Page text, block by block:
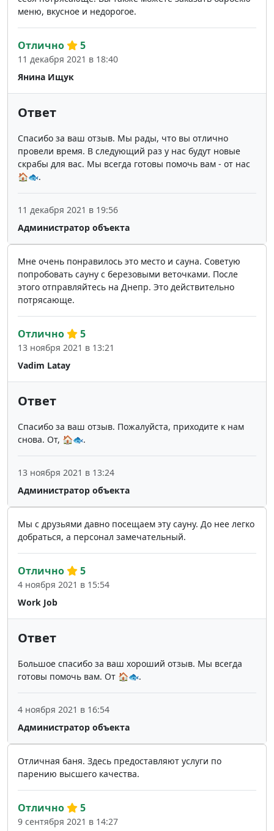
меню, вкусное и недорогое.
Янина Ищук
Отлично 5
11 декабря 2021 в 18:40
Ответ
Спасибо за ваш отзыв. Мы рады, что вы отлично
провели время. В следующий раз у нас будут новые
скрабы для вас. Мы всегда готовы помочь вам - от нас
🏠🐟.
Администратор объекта
11 декабря 2021 в 19:56
Мне очень понравилось это место и сауна. Советую
попробовать сауну с березовыми веточками. После
этого отправляйтесь на Днепр. Это действительно
потрясающе.
Vadim Latay
Отлично 5
13 ноября 2021 в 13:21
Ответ
Спасибо за ваш отзыв. Пожалуйста, приходите к нам
снова. От, 🏠🐟.
Администратор объекта
13 ноября 2021 в 13:24
Мы с друзьями давно посещаем эту сауну. До нее легко
добраться, а персонал замечательный.
Work Job
Отлично 5
4 ноября 2021 в 15:54
Ответ
Большое спасибо за ваш хороший отзыв. Мы всегда
готовы помочь вам. От 🏠🐟.
Администратор объекта
4 ноября 2021 в 16:54
Отличная баня. Здесь предоставляют услуги по
парению высшего качества.
Отлично 5
9 сентября 2021 в 14:27